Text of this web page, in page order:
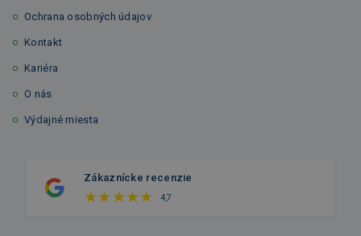
Ochrana osobných údajov
Kontakt
Kariéra
O nás
Výdajné miesta
Zákaznícke recenzie
4,7